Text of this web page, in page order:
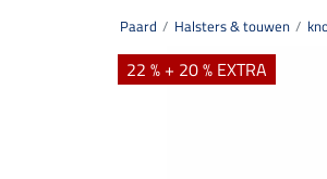
Paard Halsters & touwen
22 % + 20 % EXTRA